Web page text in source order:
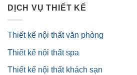
DỊCH VỤ THIẾT KẾ
Thiết kế nội thất văn phòng
Thiết kế nội thất spa
Thiết kế nội thất khách sạn